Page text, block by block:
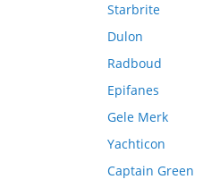
Starbrite
Dulon
Radboud
Epifanes
Gele Merk
Yachticon
Captain Green